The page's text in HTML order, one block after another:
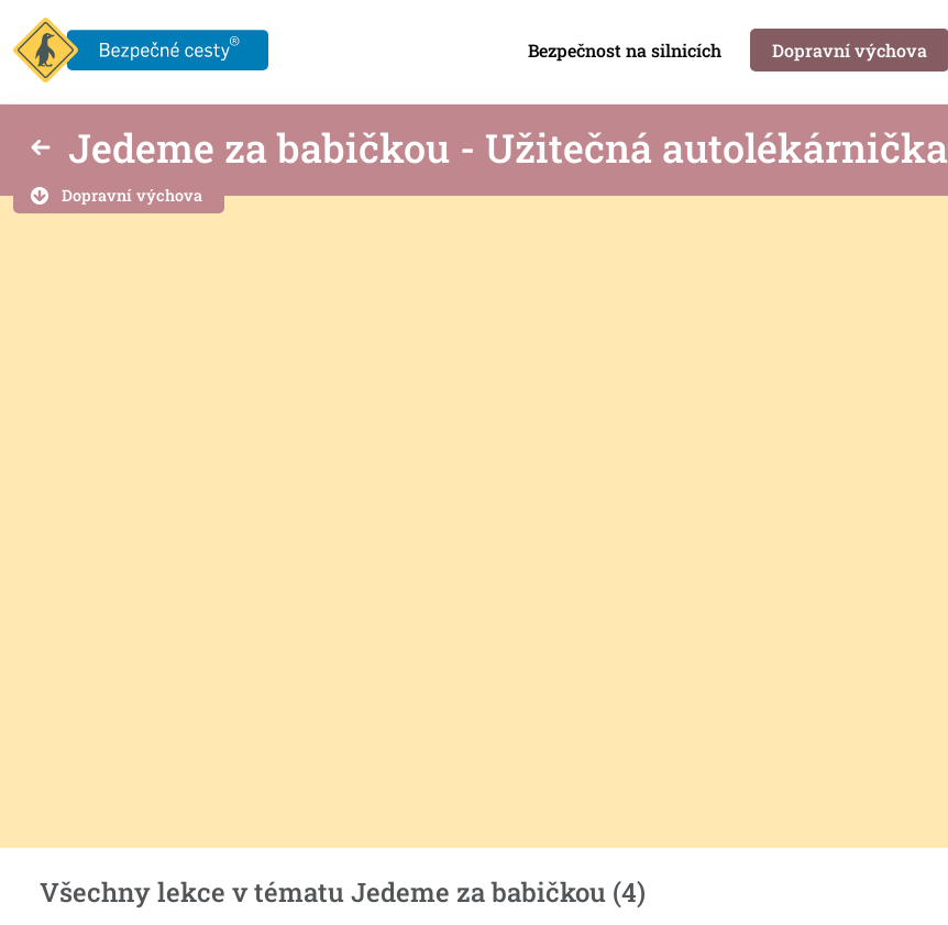
Bezpečnost na silnicích Dopravní výchova
Jedeme za babičkou - Užitečná autolékárnička
Dopravní výchova
Všechny lekce v tématu Jedeme za babičkou (4)